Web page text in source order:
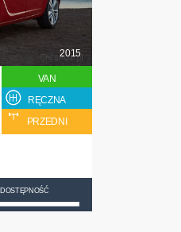
2015
VAN
RĘCZNA
PRZEDNI
DOSTĘPNOŚĆ